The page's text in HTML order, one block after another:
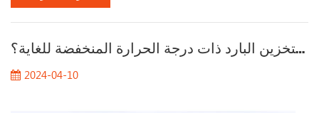
ويفتقر هؤلاء السائقون غير المرخصين إلى الفهم والمهارات
الأساسية في تشغيل الرافعة الشوكية، مما يؤدي إلى سلوك قيادة
غير لائق. منعطف سريع جدًا وحاد جدًا: في بيئة...
ما هي الخصائص التقنية للرافعات الشوكية للتخزين البارد ذات درجة الحرارة المنخفضة للغاية؟
2024-04-10